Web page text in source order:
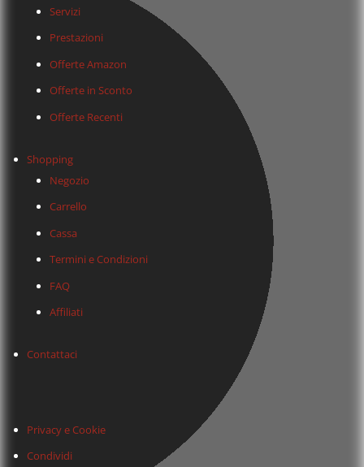
Servizi
Prestazioni
Offerte Amazon
Offerte in Sconto
Offerte Recenti
Shopping
Negozio
Carrello
Cassa
Termini e Condizioni
FAQ
Affiliati
Contattaci
Privacy e Cookie
Condividi